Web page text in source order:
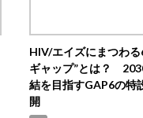
HIV/エイズにまつわ
ギャップ”とは？
結を目指すGAP6の特
開